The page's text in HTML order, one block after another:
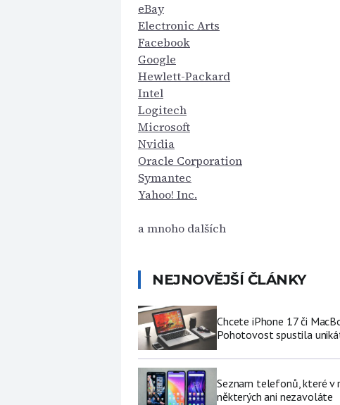
eBay
Electronic Arts
Facebook
Google
Hewlett-Packard
Intel
Logitech
Microsoft
Nvidia
Oracle Corporation
Symantec
Yahoo! Inc.
a mnoho dalších
NEJNOVĚJŠÍ ČLÁNKY
Chcete iPhone 17 či
Pohotovost spustila
Seznam telefonů, které v
některých ani nezavoláte